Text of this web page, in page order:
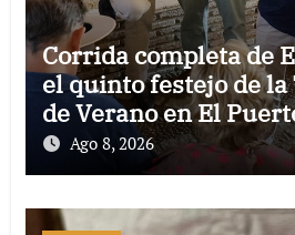
Corrida completa de
el quinto festejo de la
de Verano en El
Ago 8, 2026